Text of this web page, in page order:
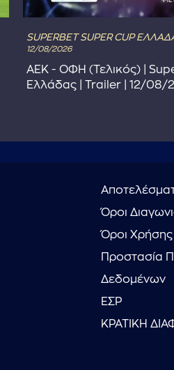
SUPERBET SUPER CUP
12/08/2026
ΑΕΚ - ΟΦΗ (Τελικός) |
Ελλάδας | Trailer | 12/08/
Όροι
Όροι Χρήσης
Προστασία
Δεδομένων
ΕΣΡ
ΚΡΑΤΙΚΗ